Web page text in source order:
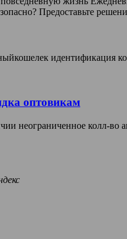
Предоставьте
идентификация
оптовикам
неограниченное колл-во